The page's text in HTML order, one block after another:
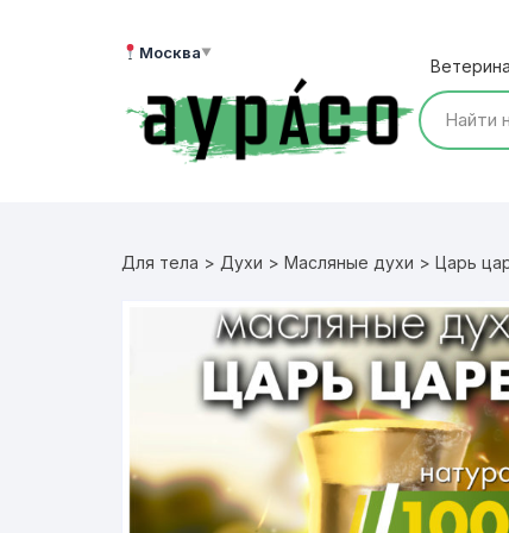
Москва▼
Для тела > Духи > Масляные духи > Царь